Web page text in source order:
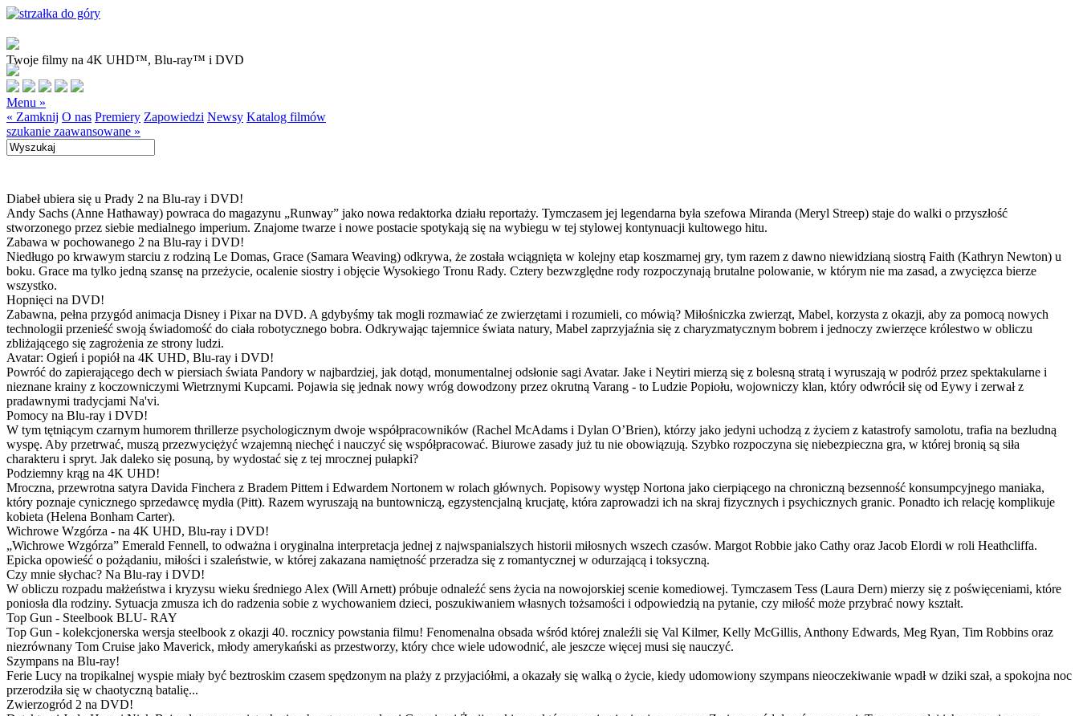
Twoje filmy na 4K UHD™, Blu-ray™ i DVD
Menu »
« Zamknij O nas Premiery Zapowiedzi Newsy Katalog filmów
szukanie zaawansowane »
Diabeł ubiera się u Prady 2 na Blu-ray i DVD!
Andy Sachs (Anne Hathaway) powraca do magazynu „Runway” jako nowa redaktorka działu reportaży. Tymczasem jej legendarna była szefowa Miranda (Meryl Streep) staje do walki o przyszłość
stworzonego przez siebie medialnego imperium. Znajome twarze i nowe postacie spotykają się na wybiegu w tej stylowej kontynuacji kultowego hitu.
Zabawa w pochowanego 2 na Blu-ray i DVD!
Niedługo po krwawym starciu z rodziną Le Domas, Grace (Samara Weaving) odkrywa, że została wciągnięta w kolejny etap koszmarnej gry, tym razem z dawno niewidzianą siostrą Faith (Kathryn Newton) u
boku. Grace ma tylko jedną szansę na przeżycie, ocalenie siostry i objęcie Wysokiego Tronu Rady. Cztery bezwzględne rody rozpoczynają brutalne polowanie, w którym nie ma zasad, a zwycięzca bierze
wszystko.
Hopnięci na DVD!
Zabawna, pełna przygód animacja Disney i Pixar na DVD. A gdybyśmy tak mogli rozmawiać ze zwierzętami i rozumieli, co mówią? Miłośniczka zwierząt, Mabel, korzysta z okazji, aby za pomocą nowych
technologii przenieść swoją świadomość do ciała robotycznego bobra. Odkrywając tajemnice świata natury, Mabel zaprzyjaźnia się z charyzmatycznym bobrem i jednoczy zwierzęce królestwo w obliczu
zbliżającego się zagrożenia ze strony ludzi.
Avatar: Ogień i popiół na 4K UHD, Blu-ray i DVD!
Powróć do zapierającego dech w piersiach świata Pandory w najbardziej, jak dotąd, monumentalnej odsłonie sagi Avatar. Jake i Neytiri mierzą się z bolesną stratą i wyruszają w podróż przez spektakularne i
nieznane krainy z koczowniczymi Wietrznymi Kupcami. Pojawia się jednak nowy wróg dowodzony przez okrutną Varang - to Ludzie Popiołu, wojowniczy klan, który odwrócił się od Eywy i zerwał z
pradawnymi tradycjami Na'vi.
Pomocy na Blu-ray i DVD!
W tym tętniącym czarnym humorem thrillerze psychologicznym dwoje współpracowników (Rachel McAdams i Dylan O’Brien), którzy jako jedyni uchodzą z życiem z katastrofy samolotu, trafia na bezludną
wyspę. Aby przetrwać, muszą przezwyciężyć wzajemną niechęć i nauczyć się współpracować. Biurowe zasady już tu nie obowiązują. Szybko rozpoczyna się niebezpieczna gra, w której bronią są siła
charakteru i spryt. Jak daleko się posuną, by wydostać się z tej mrocznej pułapki?
Podziemny krąg na 4K UHD!
Mroczna, przewrotna satyra Davida Finchera z Bradem Pittem i Edwardem Nortonem w rolach głównych. Popisowy występ Nortona jako cierpiącego na chroniczną bezsenność konsumpcyjnego maniaka,
który poznaje cynicznego sprzedawcę mydła (Pitt). Razem wyruszają na buntowniczą, egzystencjalną krucjatę, która zaprowadzi ich na skraj fizycznych i psychicznych granic. Ponadto ich relację komplikuje
kobieta (Helena Bonham Carter).
Wichrowe Wzgórza - na 4K UHD, Blu-ray i DVD!
„Wichrowe Wzgórza” Emerald Fennell, to odważna i oryginalna interpretacja jednej z najwspanialszych historii miłosnych wszech czasów. Margot Robbie jako Cathy oraz Jacob Elordi w roli Heathcliffa.
Epicka opowieść o pożądaniu, miłości i szaleństwie, w której zakazana namiętność przeradza się z romantycznej w odurzającą i toksyczną.
Czy mnie słychac? Na Blu-ray i DVD!
W obliczu rozpadu małżeństwa i kryzysu wieku średniego Alex (Will Arnett) próbuje odnaleźć sens życia na nowojorskiej scenie komediowej. Tymczasem Tess (Laura Dern) mierzy się z poświęceniami, które
poniosła dla rodziny. Sytuacja zmusza ich do radzenia sobie z wychowaniem dzieci, poszukiwaniem własnych tożsamości i odpowiedzią na pytanie, czy miłość może przybrać nowy kształt.
Top Gun - Steelbook BLU- RAY
Top Gun - kolekcjonerska wersja steelbook z okazji 40. rocznicy powstania filmu! Fenomenalna obsada wśród której znaleźli się Val Kilmer, Kelly McGillis, Anthony Edwards, Meg Ryan, Tim Robbins oraz
niezrównany Tom Cruise jako Maverick, młody amerykański as przestworzy, który chce wiele udowodnić, ale jeszcze więcej musi się nauczyć.
Szympans na Blu-ray!
Ferie Lucy na tropikalnej wyspie miały być beztroskim czasem spędzonym na plaży z przyjaciółmi, a okazały się walką o życie, kiedy udomowiony szympans nieoczekiwanie wpadł w dziki szał, a spokojna noc
przerodziła się w chaotyczną batalię...
Zwierzogród 2 na DVD!